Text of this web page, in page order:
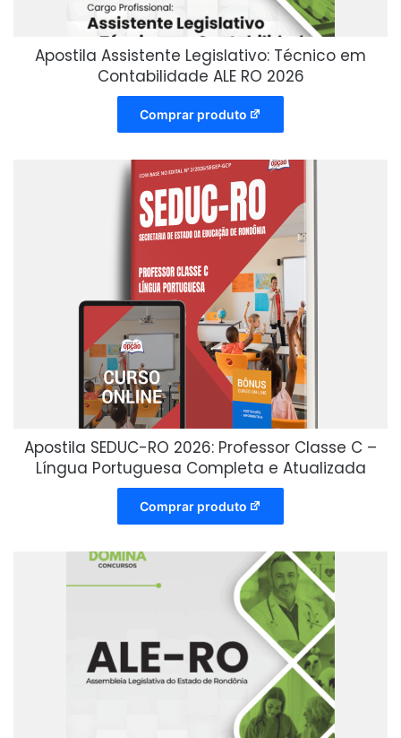
Apostila Assistente Legislativo: Técnico em
Contabilidade ALE RO 2026
Comprar produto
Apostila SEDUC-RO 2026: Professor Classe C –
Língua Portuguesa Completa e Atualizada
Comprar produto